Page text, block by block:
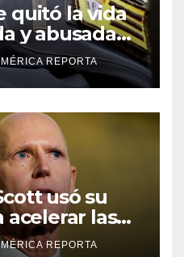
quitó la vida
y abusada
su abuela
REPORTA
usó su
acelerar las
REPORTA